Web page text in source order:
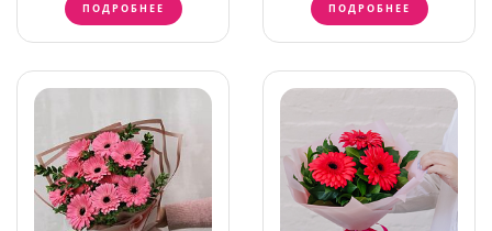
ПОДРОБНЕЕ ПОДРОБНЕЕ